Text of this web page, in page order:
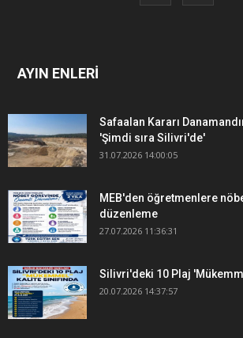
AYIN ENLERİ
Safaalan Kararı
'Şimdi sıra Silivri'de'
31.07.2026 14:00:05
MEB'den öğretmenlere
düzenleme
27.07.2026 11:36:31
Silivri'deki 10 Plaj
20.07.2026 14:37:57